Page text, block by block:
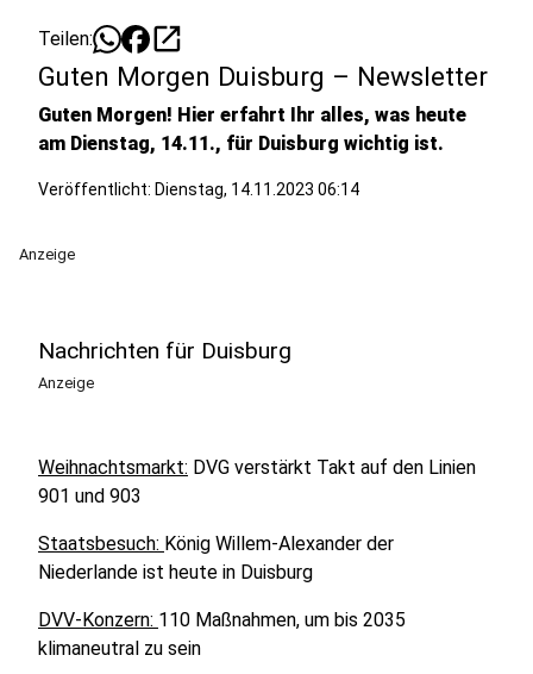
Teilen: open_in_new
Guten Morgen Duisburg – Newsletter
Guten Morgen! Hier erfahrt Ihr alles, was heute
am Dienstag, 14.11., für Duisburg wichtig ist.
Veröffentlicht: Dienstag, 14.11.2023 06:14
Anzeige
Nachrichten für Duisburg
Anzeige
Weihnachtsmarkt: DVG verstärkt Takt auf den Linien
901 und 903
Staatsbesuch: König Willem-Alexander der
Niederlande ist heute in Duisburg
DVV-Konzern: 110 Maßnahmen, um bis 2035
klimaneutral zu sein